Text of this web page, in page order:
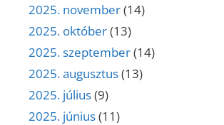
2025. november(14)
2025. október(13)
2025. szeptember(14)
2025. augusztus(13)
2025. július(9)
2025. június(11)